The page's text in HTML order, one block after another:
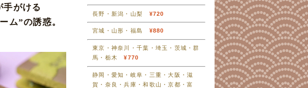
手がける
ム”の誘惑。
長野・新潟・山梨 ¥720
宮城・山形・福島 ¥880
東京・神奈川・千葉・埼玉・茨城・群
馬・栃木¥770
静岡・愛知・岐阜・三重・大阪・滋
賀・奈良・兵庫・和歌山・京都・富